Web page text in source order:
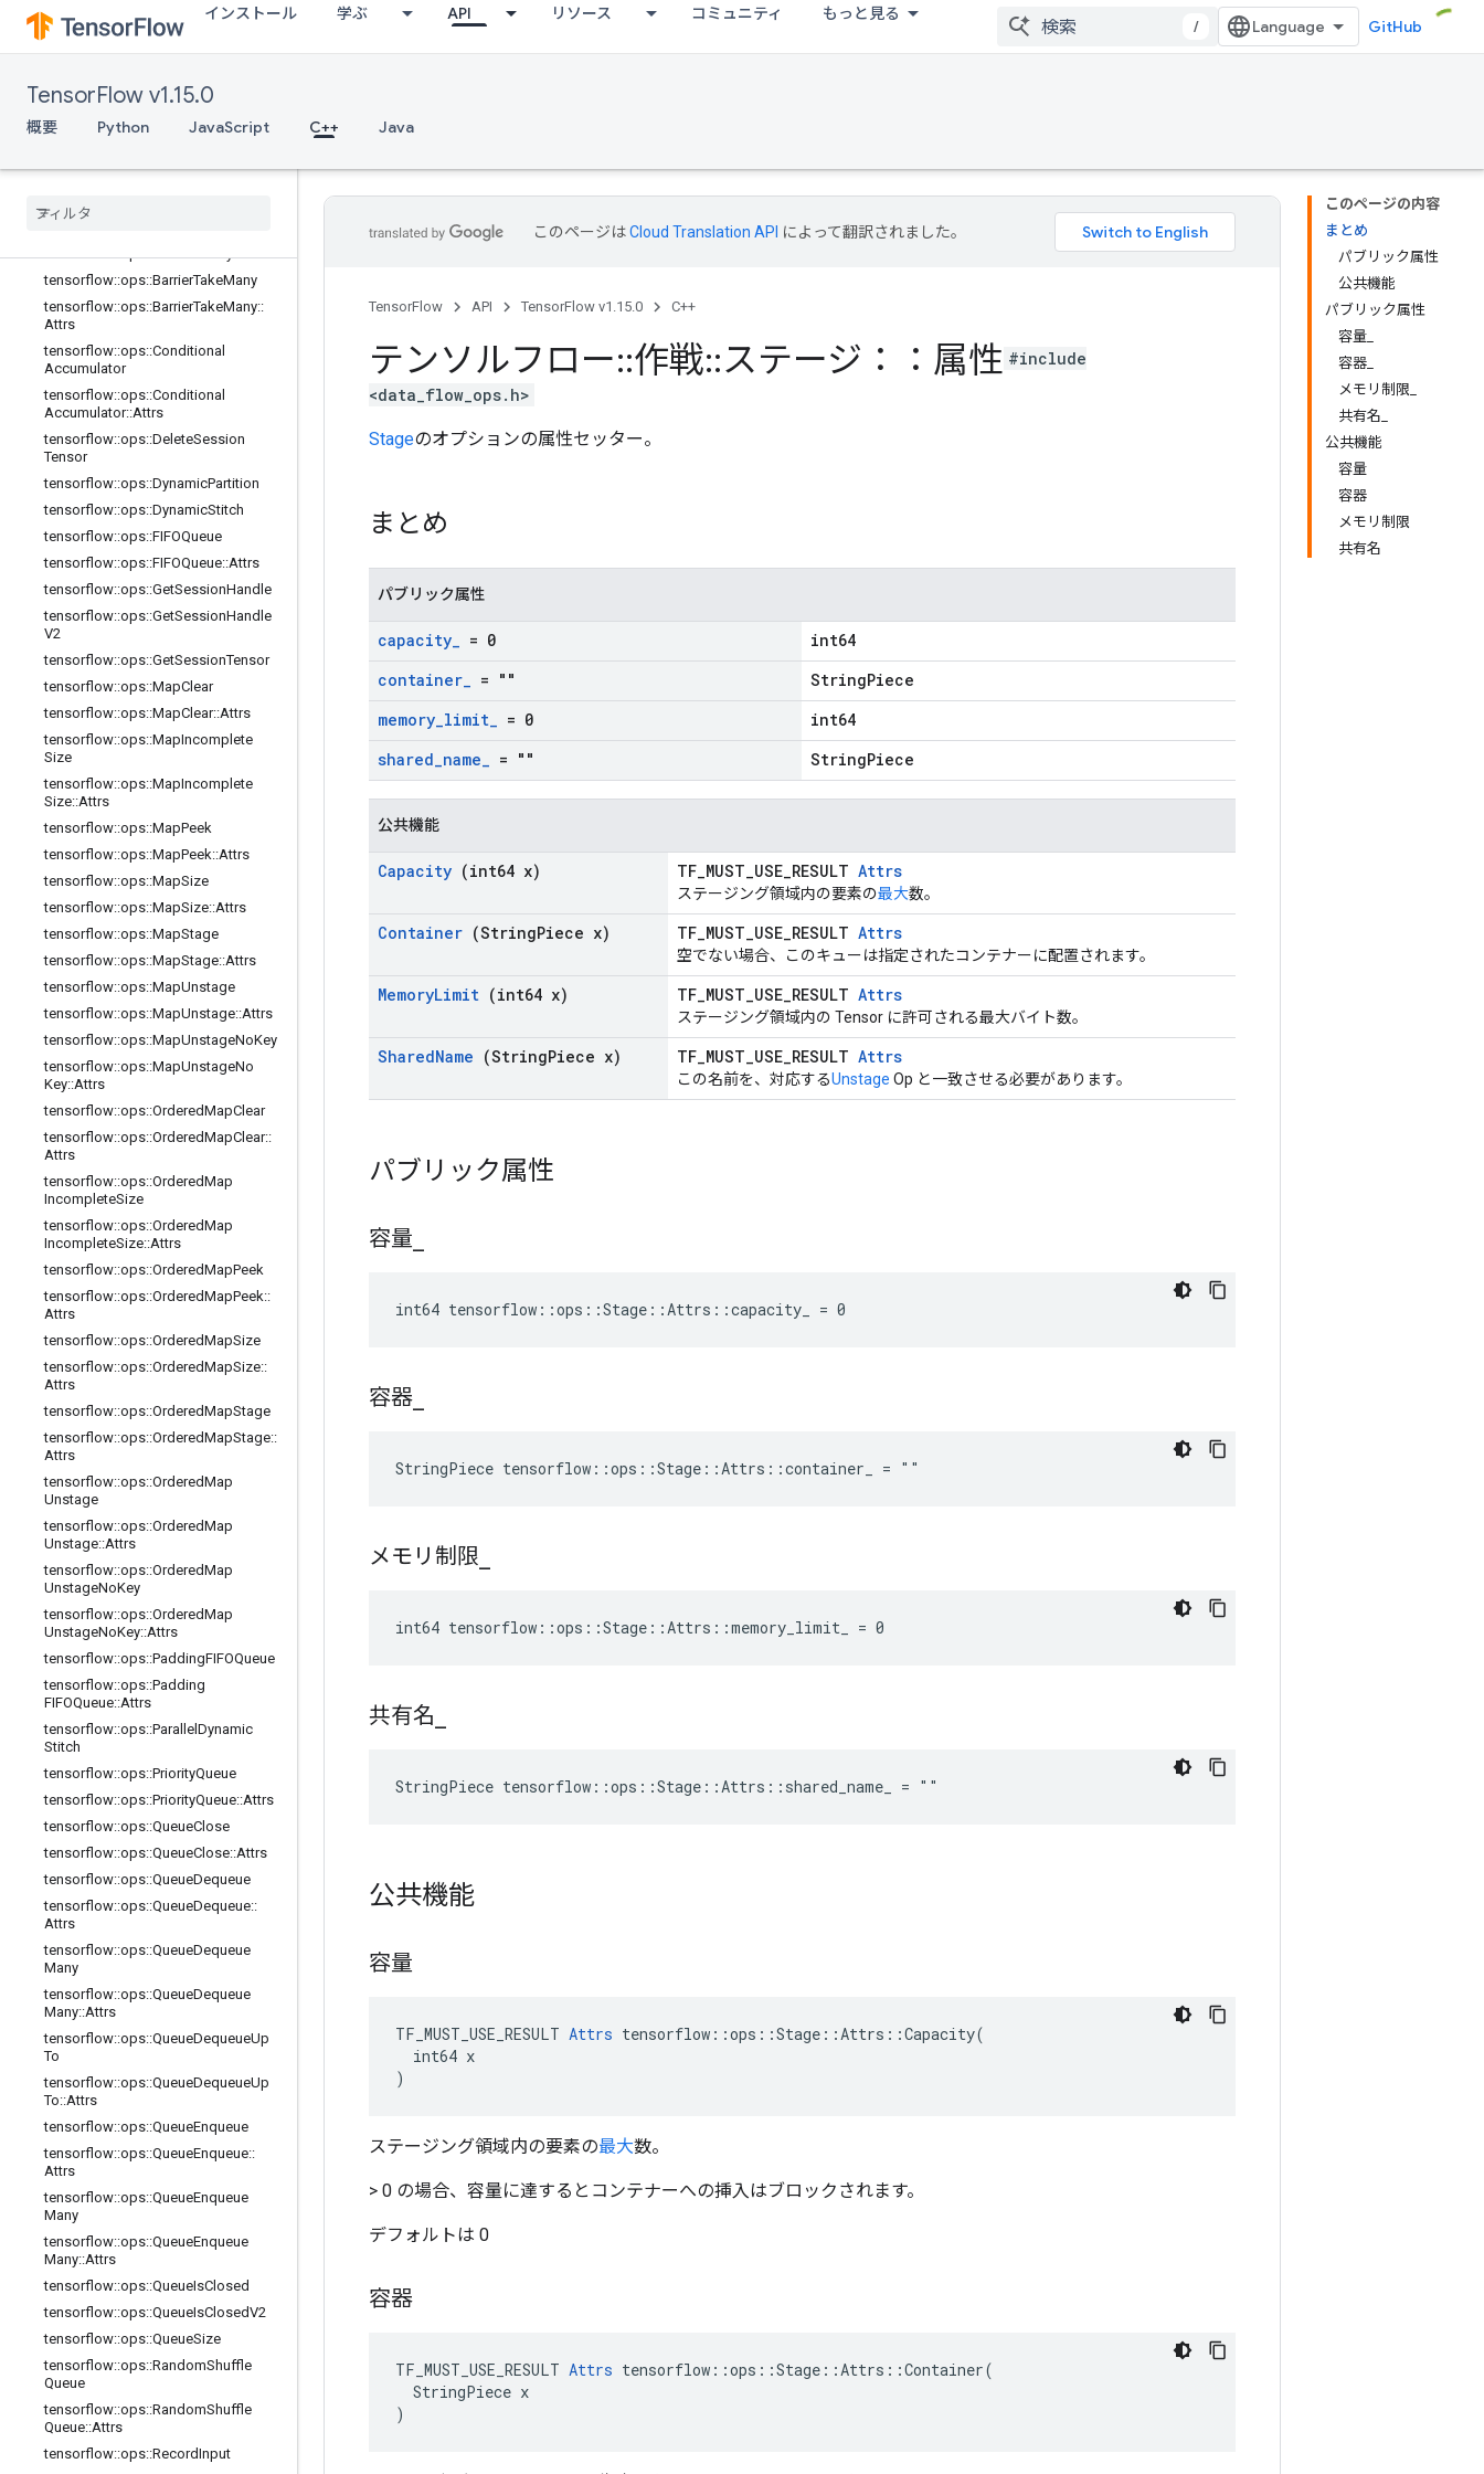
インストール 学ぶ API リソース コミュニティ もっと見る
/ GitHub
TensorFlow v1.15.0
概要 Python JavaScript C++ Java
tensorflow::ops::AccumulatorTakeGr
adient
tensorflow::ops::Barrier::Attrs
tensorflow::ops::BarrierClose
tensorflow::ops::BarrierReadySize
tensorflow::ops::BarrierTakeMany
tensorflow::ops::BarrierTakeMany::
Attrs
tensorflow::ops::Conditional
Accumulator
tensorflow::ops::Conditional
Accumulator::Attrs
tensorflow::ops::DeleteSession
Tensor
tensorflow::ops::DynamicPartition
tensorflow::ops::DynamicStitch
tensorflow::ops::FIFOQueue
tensorflow::ops::FIFOQueue::Attrs
tensorflow::ops::GetSessionHandle
tensorflow::ops::GetSessionHandle
V2
tensorflow::ops::GetSessionTensor
tensorflow::ops::MapClear
tensorflow::ops::MapClear::Attrs
tensorflow::ops::MapIncomplete
Size
tensorflow::ops::MapIncomplete
Size::Attrs
tensorflow::ops::MapPeek
tensorflow::ops::MapPeek::Attrs
tensorflow::ops::MapSize
tensorflow::ops::MapSize::Attrs
tensorflow::ops::MapStage
tensorflow::ops::MapStage::Attrs
tensorflow::ops::MapUnstage
tensorflow::ops::MapUnstage::Attrs
tensorflow::ops::MapUnstageNoKey
tensorflow::ops::MapUnstageNo
Key::Attrs
tensorflow::ops::OrderedMapClear
tensorflow::ops::OrderedMapClear::
Attrs
tensorflow::ops::OrderedMap
IncompleteSize
tensorflow::ops::OrderedMap
IncompleteSize::Attrs
tensorflow::ops::OrderedMapPeek
tensorflow::ops::OrderedMapPeek::
Attrs
tensorflow::ops::OrderedMapSize
tensorflow::ops::OrderedMapSize::
Attrs
tensorflow::ops::OrderedMapStage
tensorflow::ops::OrderedMapStage::
Attrs
tensorflow::ops::OrderedMap
Unstage
tensorflow::ops::OrderedMap
Unstage::Attrs
tensorflow::ops::OrderedMap
UnstageNoKey
tensorflow::ops::OrderedMap
UnstageNoKey::Attrs
tensorflow::ops::PaddingFIFOQueue
tensorflow::ops::Padding
FIFOQueue::Attrs
tensorflow::ops::Parallel Dynamic
Stitch
tensorflow::ops::PriorityQueue
tensorflow::ops::PriorityQueue::Attrs
tensorflow::ops::QueueClose
tensorflow::ops::QueueClose::Attrs
tensorflow::ops::QueueDequeue
tensorflow::ops::QueueDequeue::
Attrs
tensorflow::ops::QueueDequeue
Many
tensorflow::ops::QueueDequeue
Many::Attrs
tensorflow::ops::QueueDequeueUp
To
tensorflow::ops::QueueDequeueUp
To::Attrs
tensorflow::ops::QueueEnqueue
tensorflow::ops::QueueEnqueue::
Attrs
tensorflow::ops::QueueEnqueue
Many
tensorflow::ops::QueueEnqueue
Many::Attrs
tensorflow::ops::QueueIsClosed
tensorflow::ops::QueueIsClosedV2
tensorflow::ops::QueueSize
tensorflow::ops::RandomShuffle
Queue
tensorflow::ops::RandomShuffle
Queue::Attrs
tensorflow::ops::RecordInput
このページの内容
まとめ
パブリック属性
公共機能
パブリック属性
容量_
容器_
メモリ制限_
共有名_
公共機能
容量
容器
メモリ制限
共有名
このページはCloud Translation API によって翻訳されました。
TensorFlow API TensorFlow v1.15.0 C++
テンソルフロー::作戦::ステージ：：属性 #include
<data_flow_ops.h>
Stageのオプションの属性セッター。
まとめ
パブリック属性
capacity_ = 0
int64
container_ = ""
StringPiece
memory_limit_ = 0
int64
shared_name_ = "" StringPiece
公共機能
Capacity (int64 x) TF_MUST_USE_RESULT Attrs
ステージング領域内の要素の最大数。
Container (StringPiece x) TF_MUST_USE_RESULT Attrs
空でない場合、このキューは指定されたコンテナーに配置されます。
MemoryLimit (int64 x) TF_MUST_USE_RESULT Attrs
ステージング領域内の Tensor に許可される最大バイト数。
SharedName (StringPiece x) TF_MUST_USE_RESULT Attrs
この名前を、対応するUnstage Op と一致させる必要があります。
パブリック属性
容量
int64 tensorflow::ops::Stage::Attrs::capacity_ = 0
容器
StringPiece tensorflow::ops::Stage::Attrs::container_ = ""
メモリ制限
int64 tensorflow::ops::Stage::Attrs::memory_limit_ = 0
共有名
StringPiece tensorflow::ops::Stage::Attrs::shared_name_ = ""
公共機能
容量
TF_MUST_USE_RESULT Attrs tensorflow::ops::Stage::Attrs::Capacity(
  int64 x
)
ステージング領域内の要素の最大数。
> 0 の場合、容量に達するとコンテナーへの挿入はブロックされます。
デフォルトは 0
容器
TF_MUST_USE_RESULT Attrs tensorflow::ops::Stage::Attrs::Container(
  StringPiece x
)